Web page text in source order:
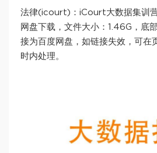
法律(icourt)：iCourt大数据集训
网盘下载，文件大小：1.46G，底
接为百度网盘，如链接失效，可在
时内处理。